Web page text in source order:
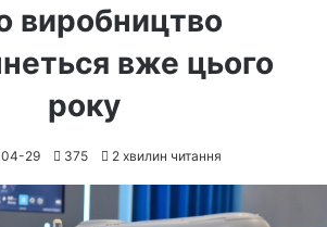
виробництво
вже цього
року
29 375 2 хвилин читання